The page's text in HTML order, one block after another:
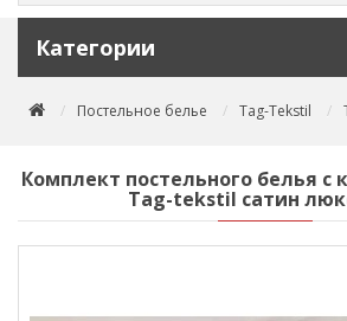
Категории
Постельное белье Tag-Tekstil
Комплект постельного белья с
Tag-tekstil сатин